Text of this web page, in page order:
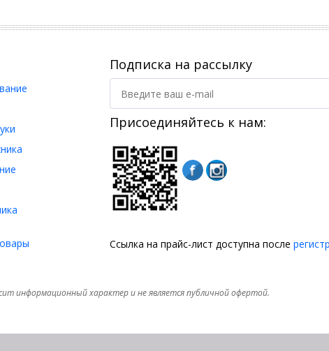
Подписка на рассылку
Присоединяйтесь к нам:
Ссылка на прайс-лист доступна после
информационный характер и не является публичной офертой.